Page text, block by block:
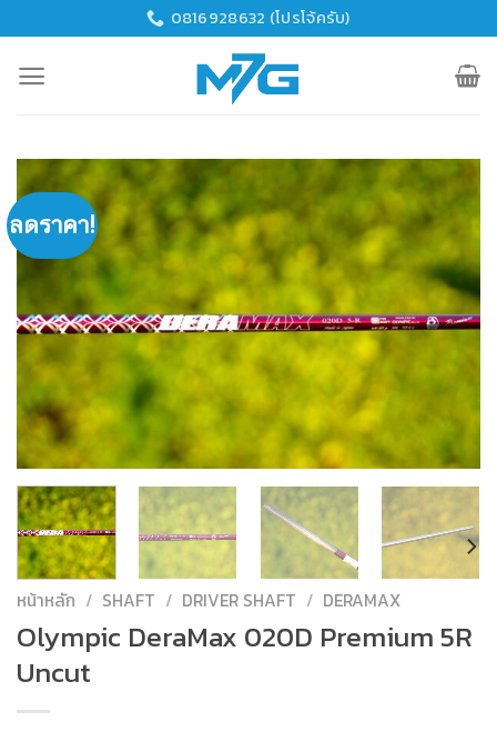
content
0816928632 (โปรโจ้ครับ)
ลดราคา!
หน้าหลัก / SHAFT / DRIVER SHAFT / DERAMAX
Olympic DeraMax 020D Premium 5R
Uncut